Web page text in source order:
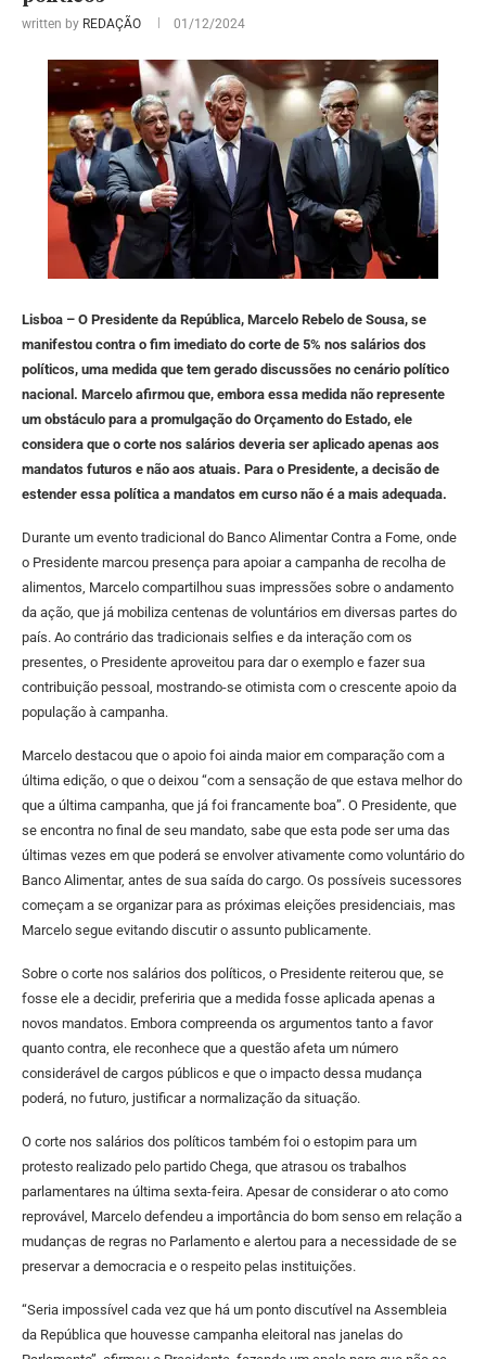
written by REDAÇÃO 01/12/2024
Lisboa – O Presidente da República, Marcelo Rebelo de Sousa, se
manifestou contra o fim imediato do corte de 5% nos salários dos
políticos, uma medida que tem gerado discussões no cenário político
nacional. Marcelo afirmou que, embora essa medida não represente
um obstáculo para a promulgação do Orçamento do Estado, ele
considera que o corte nos salários deveria ser aplicado apenas aos
mandatos futuros e não aos atuais. Para o Presidente, a decisão de
estender essa política a mandatos em curso não é a mais adequada.
Durante um evento tradicional do Banco Alimentar Contra a Fome, onde
o Presidente marcou presença para apoiar a campanha de recolha de
alimentos, Marcelo compartilhou suas impressões sobre o andamento
da ação, que já mobiliza centenas de voluntários em diversas partes do
país. Ao contrário das tradicionais selfies e da interação com os
presentes, o Presidente aproveitou para dar o exemplo e fazer sua
contribuição pessoal, mostrando-se otimista com o crescente apoio da
população à campanha.
Marcelo destacou que o apoio foi ainda maior em comparação com a
última edição, o que o deixou “com a sensação de que estava melhor do
que a última campanha, que já foi francamente boa”. O Presidente, que
se encontra no final de seu mandato, sabe que esta pode ser uma das
últimas vezes em que poderá se envolver ativamente como voluntário do
Banco Alimentar, antes de sua saída do cargo. Os possíveis sucessores
começam a se organizar para as próximas eleições presidenciais, mas
Marcelo segue evitando discutir o assunto publicamente.
Sobre o corte nos salários dos políticos, o Presidente reiterou que, se
fosse ele a decidir, preferiria que a medida fosse aplicada apenas a
novos mandatos. Embora compreenda os argumentos tanto a favor
quanto contra, ele reconhece que a questão afeta um número
considerável de cargos públicos e que o impacto dessa mudança
poderá, no futuro, justificar a normalização da situação.
O corte nos salários dos políticos também foi o estopim para um
protesto realizado pelo partido Chega, que atrasou os trabalhos
parlamentares na última sexta-feira. Apesar de considerar o ato como
reprovável, Marcelo defendeu a importância do bom senso em relação a
mudanças de regras no Parlamento e alertou para a necessidade de se
preservar a democracia e o respeito pelas instituições.
“Seria impossível cada vez que há um ponto discutível na Assembleia
da República que houvesse campanha eleitoral nas janelas do